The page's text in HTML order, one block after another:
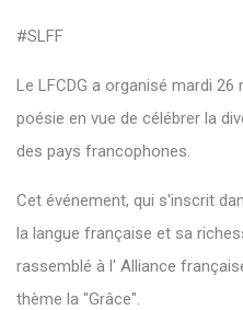
#SLFF
Le LFCDG a organisé mardi
poésie en vue de célébrer la
des pays francophones.
Cet événement, qui s'inscrit
la langue française et sa
rassemblé à l' Alliance
thème la "Grâce".